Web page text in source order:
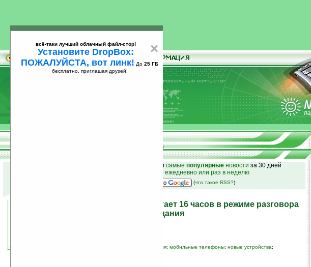
25
и самые популярные новости за 30 дней
на email ежедневно или раз в неделю
(что такое RSS?)
Philips Xenium X600 работает 16 часов в режиме разговора
и 2 месяца в режиме ожидания
источники питания; мобильные телефоны; новые устройства;
×
всё-таки лучший облачный файл-стор!
Установите DropBox:
ПОЖАЛУЙСТА, вот линк! До 25 ГБ
бесплатно, приглашая друзей!